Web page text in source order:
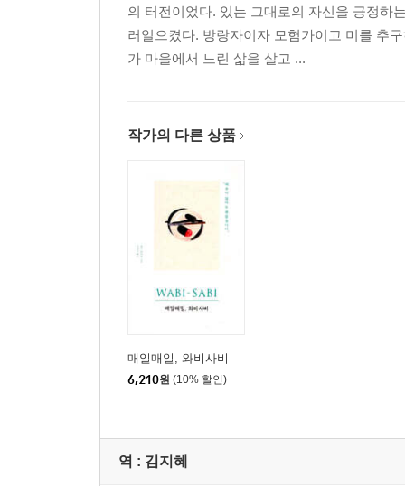
의 터전이었다. 있는 그대로의 자신을 긍정하
러일으켰다. 방랑자이자 모험가이고 미를 추
가 마을에서 느린 삶을 살고 ...
작가의 다른 상품
매일매일, 와비사비
6,210원 (10% 할인)
역 : 김지혜